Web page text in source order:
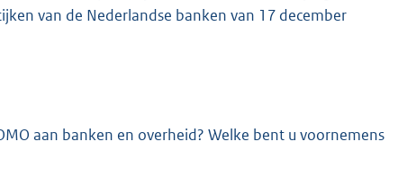
van de Nederlandse banken van 17 december
aan banken en overheid? Welke bent u voornemens